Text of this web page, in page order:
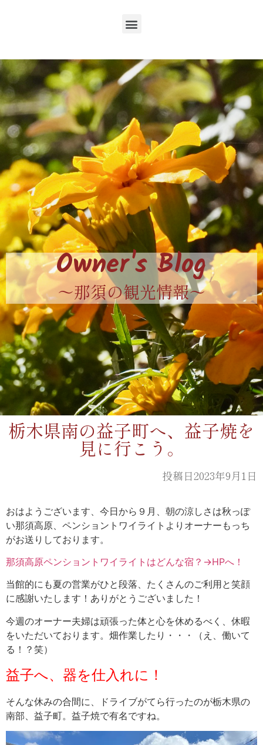
Owner's Blog
〜那須の観光情報〜
栃木県南の益子町へ、益子焼を
見に行こう。
投稿日2023年9月1日
おはようございます、今日から９月、朝の涼しさは秋っぽ
い那須高原、ペンショントワイライトよりオーナーもっち
がお送りしております。
那須高原ペンショントワイライトはどんな宿？→HPへ！
当館的にも夏の営業がひと段落、たくさんのご利用と笑顔
に感謝いたします！ありがとうございました！
今週のオーナー夫婦は頑張った体と心を休めるべく、休暇
をいただいております。畑作業したり・・・（え、働いて
る！？笑）
益子へ、器を仕入れに！
そんな休みの合間に、ドライブがてら行ったのが栃木県の
南部、益子町。益子焼で有名ですね。